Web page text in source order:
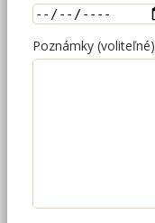
Poznámky (voliteľné)